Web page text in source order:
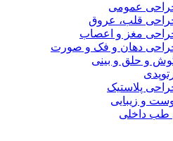
عمومی
قلب، عروق
مغز و اعصاب
دهان و فک و صورت
و حلق و بینی
پلاستیک
و زیبایی
طب داخلی